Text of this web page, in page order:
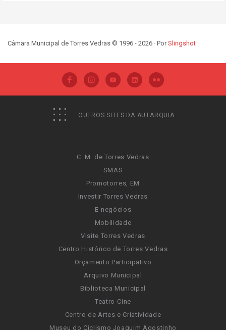
Câmara Municipal de Torres Vedras © 1996 - 2026 · PorSlingshot
OUTROS SITES DA AUTARQUIA
C. M. de Torres Vedras
SMAS
Promotorres, EM
Investir Torres Vedras
E-negócios
Mobilidade
Visite Torres Vedras
Centro Histórico de Torres Vedras
Orçamento Participativo
Arquivo Municipal
Biblioteca Municipal
Teatro-Cine
Centro de Artes e Criatividade
Museu do Ciclismo Joaquim Agostinho